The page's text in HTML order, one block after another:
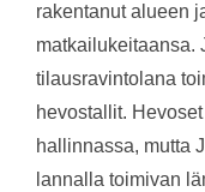
rakentanut alueen
matkailukeitaansa.
tilausravintolana
hevostallit.
hallinnassa, mutta
lannalla toimivan